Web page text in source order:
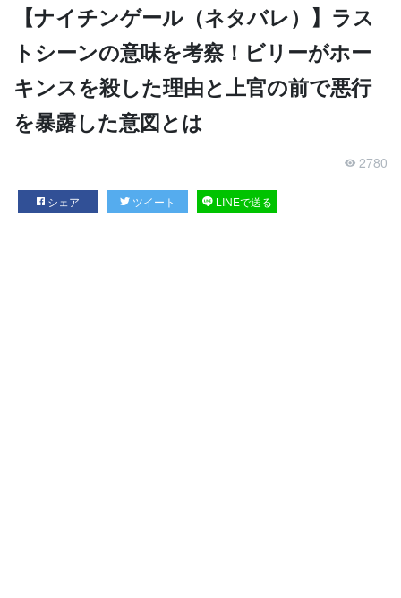
【ナイチンゲール（ネタバレ）】ラス
トシーンの意味を考察！ビリーがホー
キンスを殺した理由と上官の前で悪行
を暴露した意図とは
2780
シェア ツイート LINEで送る